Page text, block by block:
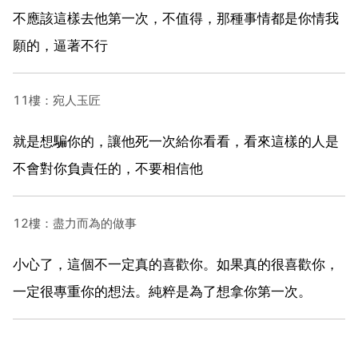
不應該這樣去他第一次，不值得，那種事情都是你情我
願的，逼著不行
11樓：宛人玉匠
就是想騙你的，讓他死一次給你看看，看來這樣的人是
不會對你負責任的，不要相信他
12樓：盡力而為的做事
小心了，這個不一定真的喜歡你。如果真的很喜歡你，
一定很專重你的想法。純粹是為了想拿你第一次。